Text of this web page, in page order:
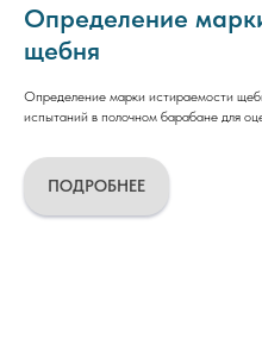
Определение
щебня
Определение марки истираемости
испытаний в полочном барабане для
ПОДРОБНЕЕ